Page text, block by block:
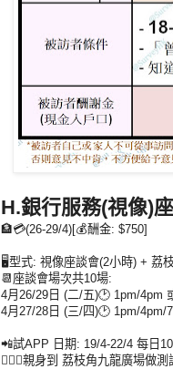
H.銀行服務(視像)
🏦💳(26-29/4)[💰酬金: $750]
🖥️型式: 視像座談會(2小時) + 荔
📆座談會場次共10場:
4月26/29日 (二/五)🕑 1pm/4pm
4月27/28日 (三/四)🕑 1pm/4pm/
📲試APP 日期: 19/4-22/4 每日
🧍🏽‍♀️親身到 荔枝角九龍廣場做